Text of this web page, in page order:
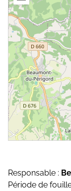
Drones
Inventaires
Systèmes
HArpage
La formation
Études du
Études
Publications
Responsable :
Période de